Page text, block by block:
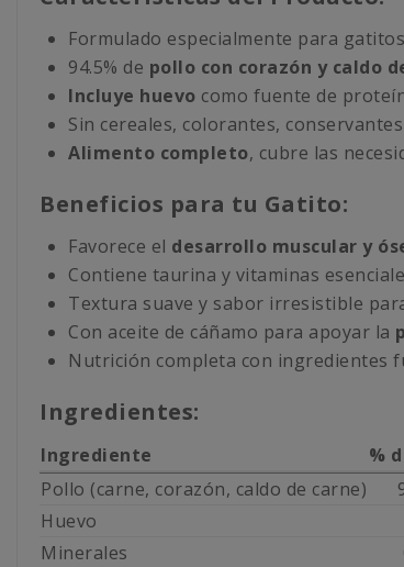
Formulado especialmente para
94.5% de pollo con corazón y caldo
Incluye huevo como fuente de
Sin cereales, colorantes,
Alimento completo, cubre las
Beneficios para tu Gatito:
Favorece el desarrollo muscular y
Contiene taurina y vitaminas
Textura suave y sabor irresistible
Con aceite de cáñamo para apoyar la
Nutrición completa con ingredientes
Ingredientes:
Ingrediente
%
Pollo (carne, corazón, caldo de carne)
Huevo
Minerales